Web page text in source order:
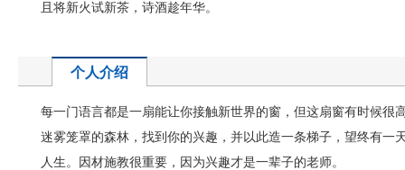
且将新火试新茶，诗酒趁年华。
个人介绍
每一门语言都是一扇能让你接触新世界的窗，但这扇窗有时候很
迷雾笼罩的森林，找到你的兴趣，并以此造一条梯子，望终有一
人生。因材施教很重要，因为兴趣才是一辈子的老师。